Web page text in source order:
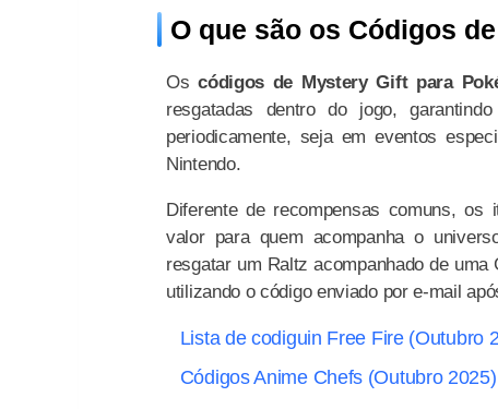
O que são os Códigos
Oscódigos de Mystery Gift para
resgatadas dentro do jogo,
periodicamente, seja em eventos
Nintendo.
Diferente de recompensas comuns,
valor para quem acompanha o
resgatar um Raltz acompanhado de
utilizando o código enviado por e-mail
Lista de codiguin Free Fire (Outubro
Códigos Anime Chefs (Outubro 2025)